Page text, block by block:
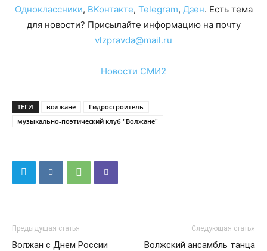
Одноклассники, ВКонтакте, Telegram, Дзен. Есть тема
для новости? Присылайте информацию на почту
vlzpravda@mail.ru
Новости СМИ2
ТЕГИ волжане
Гидростроитель
музыкально-поэтический клуб "Волжане"
Предыдущая статья
Волжан с Днем России
Следующая статья
Волжский ансамбль танца